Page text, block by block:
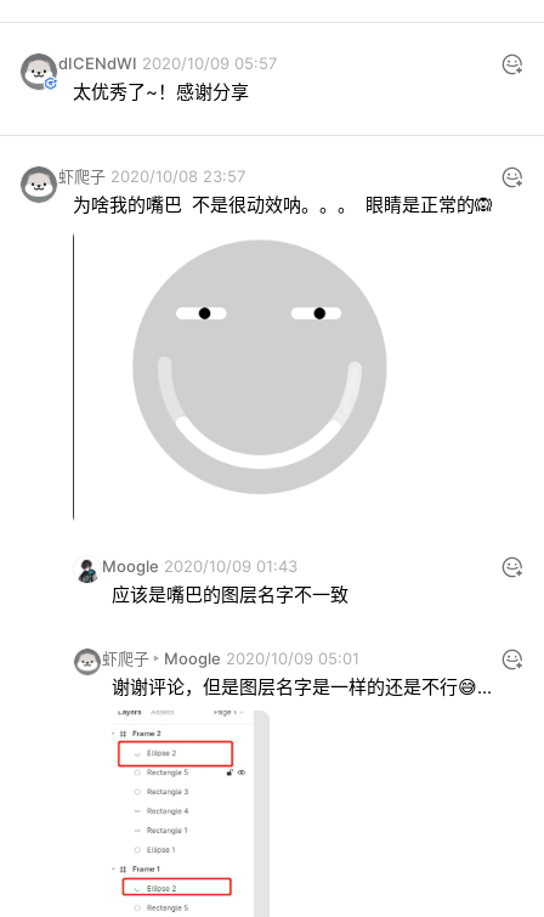
dICENdWI 2020/10/09 05:57
太优秀了~！感谢分享
虾爬子 2020/10/08 23:57
为啥我的嘴巴  不是很动效呐。。。  眼睛是正常的🙉
Moogle 2020/10/09 01:43
应该是嘴巴的图层名字不一致
虾爬子 Moogle 2020/10/09 05:01
谢谢评论，但是图层名字是一样的还是不行😅...